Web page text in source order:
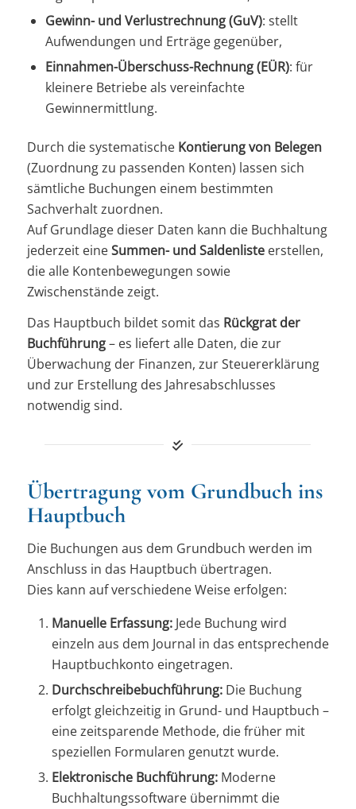
Gewinn- und Verlustrechnung (GuV): stellt
Aufwendungen und Erträge gegenüber,
Einnahmen-Überschuss-Rechnung (EÜR): für
kleinere Betriebe als vereinfachte
Gewinnermittlung.
Durch die systematische Kontierung von Belegen
(Zuordnung zu passenden Konten) lassen sich
sämtliche Buchungen einem bestimmten
Sachverhalt zuordnen.
Auf Grundlage dieser Daten kann die Buchhaltung
jederzeit eineSummen- und Saldenlisteerstellen,
die alle Kontenbewegungen sowie
Zwischenstände zeigt.
Das Hauptbuch bildet somit das Rückgrat der
Buchführung– es liefert alle Daten, die zur
Überwachung der Finanzen, zur Steuererklärung
und zur Erstellung des Jahresabschlusses
notwendig sind.
Übertragung vom Grundbuch ins
Hauptbuch
Die Buchungen aus dem Grundbuch werden im
Anschluss in das Hauptbuch übertragen.
Dies kann auf verschiedene Weise erfolgen:
Manuelle Erfassung:Jede Buchung wird
einzeln aus dem Journal in das entsprechende
Hauptbuchkonto eingetragen.
Durchschreibebuchführung:Die Buchung
erfolgt gleichzeitig in Grund- und Hauptbuch –
eine zeitsparende Methode, die früher mit
speziellen Formularen genutzt wurde.
Elektronische Buchführung:Moderne
Buchhaltungssoftware übernimmt die